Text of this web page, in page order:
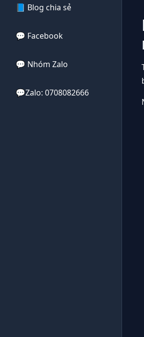
🧩 Proxy Tĩnh
📘 Blog chia sẻ
💬 Facebook
💬 Nhóm Zalo
💬Zalo: 0708082666